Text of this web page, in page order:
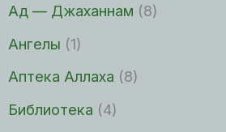
Ад — Джаханнам (8)
Ангелы (1)
Аптека Аллаха (8)
Библиотека (4)